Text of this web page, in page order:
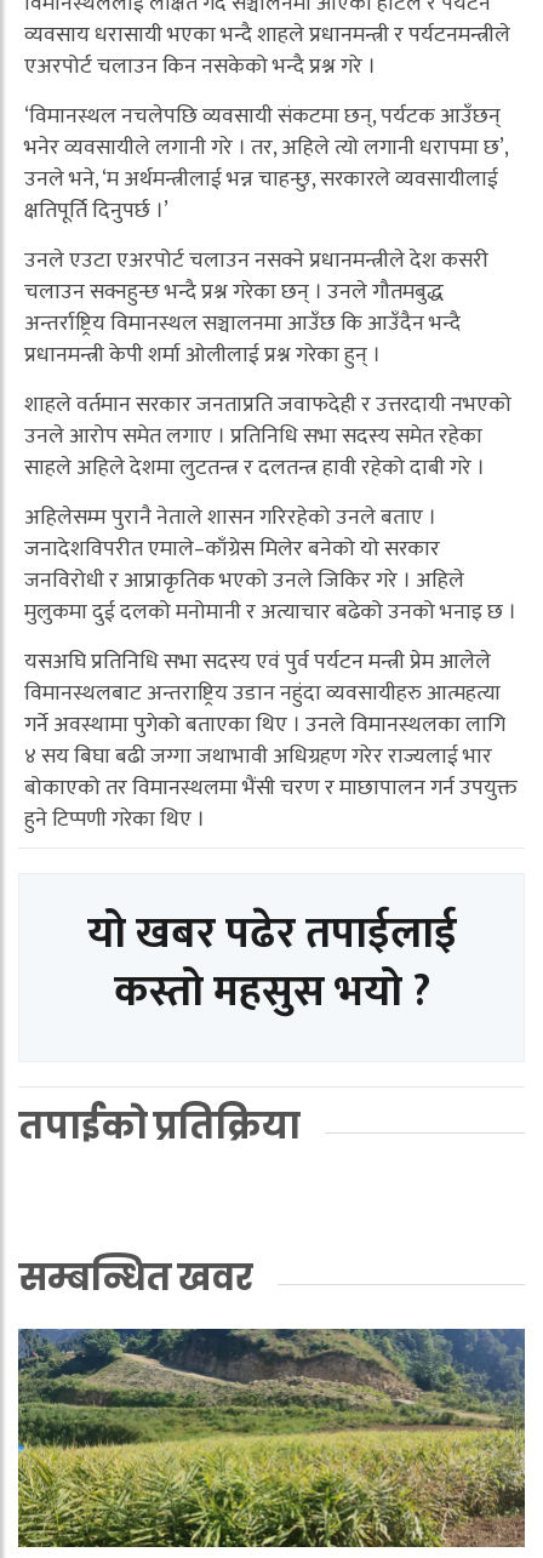
व्यवसाय धरासायी भएका भन्दै शाहले प्रधानमन्त्री र पर्यटनमन्त्रीले
एअरपोर्ट चलाउन किन नसकेको भन्दै प्रश्न गरे ।
‘विमानस्थल नचलेपछि व्यवसायी संकटमा छन्, पर्यटक आउँछन्
भनेर व्यवसायीले लगानी गरे । तर, अहिले त्यो लगानी धरापमा छ’,
उनले भने, ‘म अर्थमन्त्रीलाई भन्न चाहन्छु, सरकारले व्यवसायीलाई
क्षतिपूर्ति दिनुपर्छ ।’
उनले एउटा एअरपोर्ट चलाउन नसक्ने प्रधानमन्त्रीले देश कसरी
चलाउन सक्नहुन्छ भन्दै प्रश्न गरेका छन् । उनले गौतमबुद्ध
अन्तर्राष्ट्रिय विमानस्थल सञ्चालनमा आउँछ कि आउँदैन भन्दै
प्रधानमन्त्री केपी शर्मा ओलीलाई प्रश्न गरेका हुन् ।
शाहले वर्तमान सरकार जनताप्रति जवाफदेही र उत्तरदायी नभएको
उनले आरोप समेत लगाए । प्रतिनिधि सभा सदस्य समेत रहेका
साहले अहिले देशमा लुटतन्त्र र दलतन्त्र हावी रहेको दाबी गरे ।
अहिलेसम्म पुरानै नेताले शासन गरिरहेको उनले बताए ।
जनादेशविपरीत एमाले–काँग्रेस मिलेर बनेको यो सरकार
जनविरोधी र आप्राकृतिक भएको उनले जिकिर गरे । अहिले
मुलुकमा दुई दलको मनोमानी र अत्याचार बढेको उनको भनाइ छ ।
यसअघि प्रतिनिधि सभा सदस्य एवं पुर्व पर्यटन मन्त्री प्रेम आलेले
विमानस्थलबाट अन्तराष्ट्रिय उडान नहुंदा व्यवसायीहरु आत्महत्या
गर्ने अवस्थामा पुगेको बताएका थिए । उनले विमानस्थलका लागि
४ सय बिघा बढी जग्गा जथाभावी अधिग्रहण गरेर राज्यलाई भार
बोकाएको तर विमानस्थलमा भैंसी चरण र माछापालन गर्न उपयुक्त
हुने टिप्पणी गरेका थिए ।
यो खबर पढेर तपाईलाई
कस्तो महसुस भयो ?
तपाईको प्रतिक्रिया
सम्बन्धित खवर